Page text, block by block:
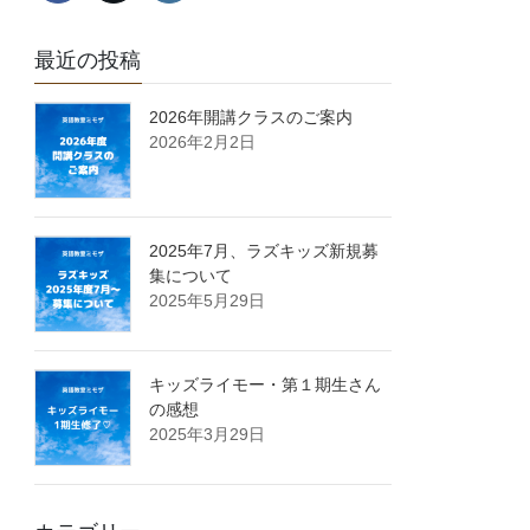
最近の投稿
2026年開講クラスのご案内
2026年2月2日
2025年7月、ラズキッズ新規募
集について
2025年5月29日
キッズライモー・第１期生さん
の感想
2025年3月29日